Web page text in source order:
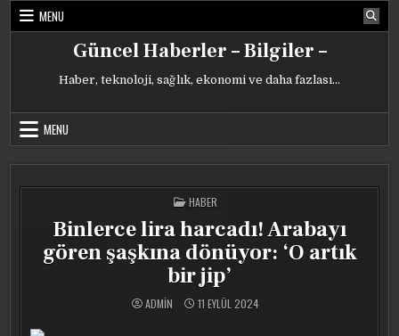
Skip
MENU
Güncel Haberler – Bilgiler –
Haber, teknoloji, sağlık, ekonomi ve daha fazlası…
MENU
POSTED
IN
HABER
Binlerce lira harcadı! Arabayı
gören şaşkına dönüyor: ‘O artık
bir jip’
ADMIN 11 EYLÜL 2024